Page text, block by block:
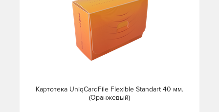
Картотека UniqCardFile Flexible Standart 40 мм.
(Оранжевый)